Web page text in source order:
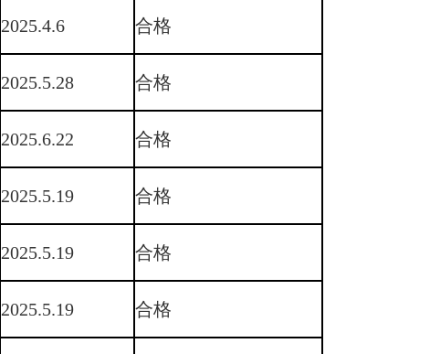
2025.4.6 合格
2025.5.28 合格
2025.6.22 合格
2025.5.19 合格
2025.5.19 合格
2025.5.19 合格